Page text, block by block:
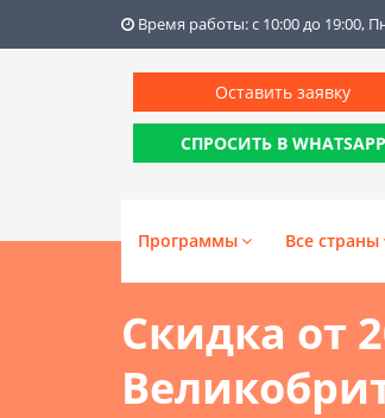
Время работы: с 10:00 до 19:00,
Оставить заявку
СПРОСИТЬ В WHATSAPP
Программы Все страны
Скидка от